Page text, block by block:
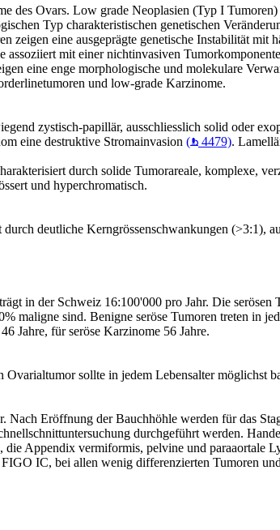
des Ovars. Low grade Neoplasien (Typ I
Typ charakteristischen genetischen
zeigen eine ausgeprägte genetische Instabilität
mit einer nichtinvasiven
eine enge morphologische und molekulare
und low-grade Karzinome.
zystisch-papillär, ausschliesslich solid oder
eine destruktive Stromainvasion ( 4479).
durch solide Tumorareale, komplexe,
und hyperchromatisch.
deutliche Kerngrössenschwankungen (>3:1),
in der Schweiz 16:100'000 pro Jahr. Die
maligne sind. Benigne seröse Tumoren treten in
Jahre, für seröse Karzinome 56 Jahre.
sollte in jedem Lebensalter möglichst
Nach Eröffnung der Bauchhöhle werden für das
durchgeführt werden.
die Appendix vermiformis, pelvine und
IC, bei allen wenig differenzierten Tumoren